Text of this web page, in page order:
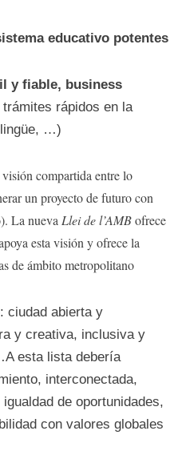
educativo potentes
y fiable, business
rápidos en la
…)
visión compartida entre lo
un proyecto de futuro con
La nueva Llei de l’AMBofrece
esta visión y ofrece la
de ámbito metropolitano
: ciudad abierta y
y creativa, inclusiva y
esta lista debería
interconectada,
de oportunidades,
con valores globales